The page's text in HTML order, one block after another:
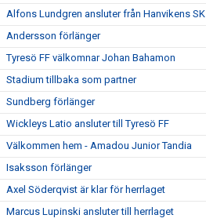
Alfons Lundgren ansluter från Hanvikens SK
Andersson förlänger
Tyresö FF välkomnar Johan Bahamon
Stadium tillbaka som partner
Sundberg förlänger
Wickleys Latio ansluter till Tyresö FF
Välkommen hem - Amadou Junior Tandia
Isaksson förlänger
Axel Söderqvist är klar för herrlaget
Marcus Lupinski ansluter till herrlaget